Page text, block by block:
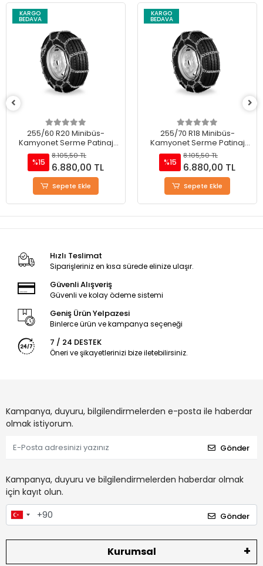
KARGO
BEDAVA
255/60 R20 Minibüs-
Kamyonet Serme Patinaj
Zinciri - M220
%15
8.105,50 TL
6.880,00 TL
Sepete Ekle
KARGO
BEDAVA
255/70 R18 Minibüs-
Kamyonet Serme Patinaj
Zinciri - M220
%15
8.105,50 TL
6.880,00 TL
Sepete Ekle
Hızlı Teslimat
Siparişleriniz en kısa sürede elinize ulaşır.
Güvenli Alışveriş
Güvenli ve kolay ödeme sistemi
Geniş Ürün Yelpazesi
Binlerce ürün ve kampanya seçeneği
7 / 24 DESTEK
Öneri ve şikayetlerinizi bize iletebilirsiniz.
Kampanya, duyuru, bilgilendirmelerden e-posta ile haberdar
olmak istiyorum.
Gönder
Kampanya, duyuru ve bilgilendirmelerden haberdar olmak
için kayıt olun.
Gönder
Kurumsal